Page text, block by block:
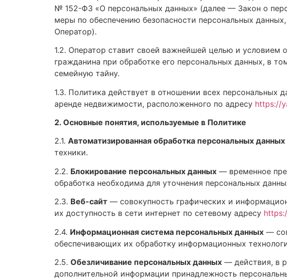
№ 152-ФЗ «О персональных данных» (далее — Закон о
меры по обеспечению безопасности персональных
Оператор).
1.2. Оператор ставит своей важнейшей целью и условием
гражданина при обработке его персональных данных, в
семейную тайну.
1.3. Политика действует в отношении всех персональных
аренде недвижимости, расположенного по адресу https://
2. Основные понятия, используемые в Политике
2.1. Автоматизированная обработка персональных данных
техники.
2.2. Блокирование персональных данных — временное
обработка необходима для уточнения персональных
2.3. Веб-сайт — совокупность графических и
их доступность в сети интернет по сетевому адресу
2.4. Информационная система персональных данных —
обеспечивающих их обработку информационных
2.5. Обезличивание персональных данных — действия, в
дополнительной информации принадлежность